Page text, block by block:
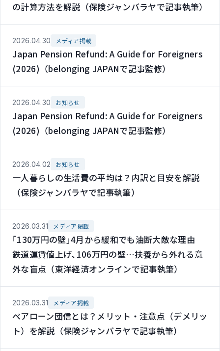
の計算方法を解説（保険ジャンバラヤで記事執筆）
2026.04.30 メディア掲載
Japan Pension Refund: A Guide for Foreigners
(2026)（belonging JAPANで記事監修）
2026.04.30 お知らせ
Japan Pension Refund: A Guide for Foreigners
(2026)（belonging JAPANで記事監修）
2026.04.02 お知らせ
一人暮らしの生活費の平均は？内訳と目安を解説
（保険ジャンバラヤで記事執筆）
2026.03.31 メディア掲載
｢130万円の壁｣4月から緩和でも油断大敵な理由
鉄道運賃値上げ､106万円の壁…扶養から外れる意
外な盲点（東洋経済オンラインで記事執筆）
2026.03.31 メディア掲載
ペアローン団信とは？メリット・注意点（デメリッ
ト）を解説（保険ジャンバラヤで記事執筆）